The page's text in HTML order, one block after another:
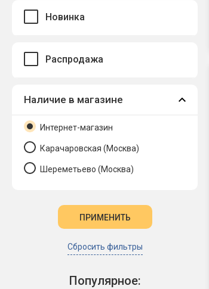
Новинка
Распродажа
Наличие в магазине
Интернет-магазин
Карачаровская (Москва)
Шереметьево (Москва)
Сбросить фильтры
Популярное: